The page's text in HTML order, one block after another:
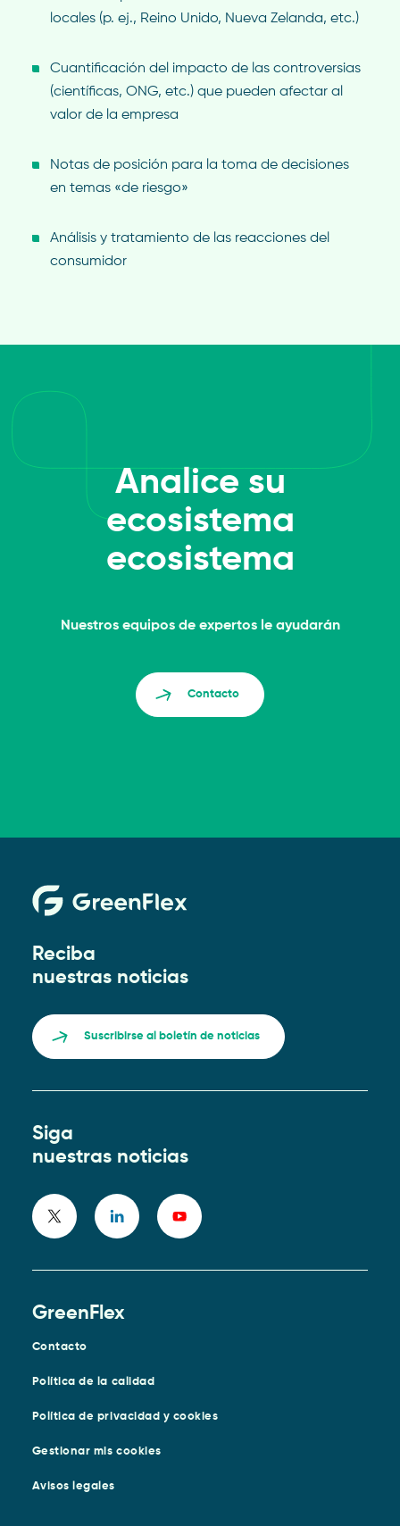
locales (p. ej., Reino Unido, Nueva Zelanda, etc.)
Cuantificación del impacto de las controversias
(científicas, ONG, etc.) que pueden afectar al
valor de la empresa
Notas de posición para la toma de decisiones
en temas «de riesgo»
Análisis y tratamiento de las reacciones del
consumidor
Analice su
ecosistema
ecosistema
Nuestros equipos de expertos le ayudarán
Contacto
Reciba
nuestras noticias
Suscribirse al boletín de noticias
Siga
nuestras noticias
GreenFlex
Contacto
Política de la calidad
Política de privacidad y cookies
Gestionar mis cookies
Avisos legales